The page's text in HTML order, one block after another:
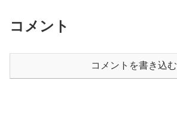
コメント
コメントを書き込む